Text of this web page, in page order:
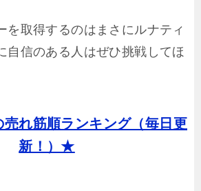
を取得するのはまさにルナティ
自信のある人はぜひ挑戦してほ
れ筋順ランキング（毎日更
新！）★